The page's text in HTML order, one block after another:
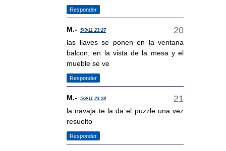
Responder
M.- 5/9/11 23:27
las llaves se ponen en la ventana
balcon, en la vista de la mesa y el
mueble se ve
Responder
M.- 5/9/11 23:28
la navaja te la da el puzzle una vez
resuelto
Responder